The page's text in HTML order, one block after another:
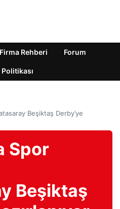
Firma Rehberi Forum
Beşiktaş Derby’ye
Spor
Beşiktaş